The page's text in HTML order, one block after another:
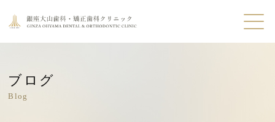
ブログ
Blog